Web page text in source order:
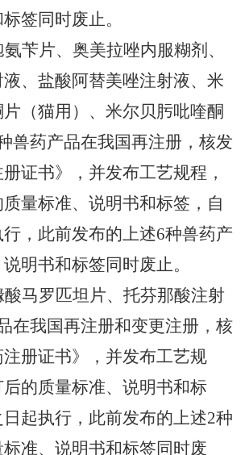
签同时废止。
苄片、奥美拉唑内服糊剂、
、盐酸阿替美唑注射液、米
（猫用）、米尔贝肟吡喹酮
兽药产品在我国再注册， 核发
证书》， 并发布工艺规程，
量标准、说明书和标签， 自
行， 此前发布的上述6种兽药产
明书和标签同时废止。
酸马罗匹坦片、托芬那酸注射
在我国再注册和变更注册， 核
册证书》
， 并发布工艺规
后的质量标准、说明书和标
日起执行， 此前发布的上述2种
标准、说明书和标签同时废